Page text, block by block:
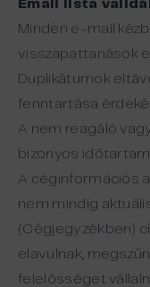
Email lista
Minden e-mail
visszapattanások
Duplikátumok
fenntartása
A nem reagáló
bizonyos
A céginformációs
nem mindig
(Cégjegyzékben)
elavulnak,
felelősséget